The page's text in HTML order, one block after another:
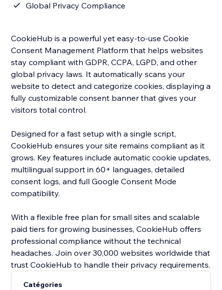
Global Privacy Compliance
CookieHub is a powerful yet easy-to-use Cookie
Consent Management Platform that helps websites
stay compliant with GDPR, CCPA, LGPD, and other
global privacy laws. It automatically scans your
website to detect and categorize cookies, displaying a
fully customizable consent banner that gives your
visitors total control.
Designed for a fast setup with a single script,
CookieHub ensures your site remains compliant as it
grows. Key features include automatic cookie updates,
multilingual support in 60+ languages, detailed
consent logs, and full Google Consent Mode
compatibility.
With a flexible free plan for small sites and scalable
paid tiers for growing businesses, CookieHub offers
professional compliance without the technical
headaches. Join over 30,000 websites worldwide that
trust CookieHub to handle their privacy requirements.
Catégories